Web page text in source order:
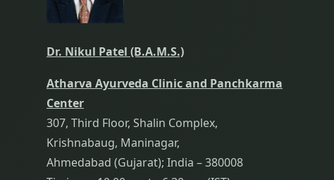
Dr. Nikul Patel (B.A.M.S.)
Atharva Ayurveda Clinic and Panchkarma
Center
307, Third Floor, Shalin Complex,
Krishnabaug, Maninagar,
Ahmedabad (Gujarat); India – 380008